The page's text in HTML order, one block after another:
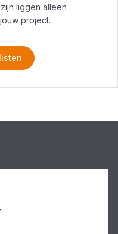
liggen alleen
project.